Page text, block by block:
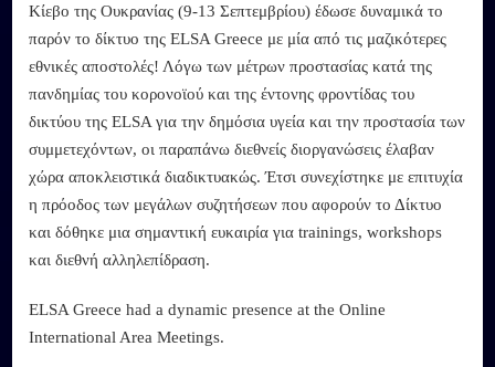
Κίεβο της Ουκρανίας (9-13 Σεπτεμβρίου) έδωσε δυναμικά το
παρόν το δίκτυο της ELSA Greece με μία από τις μαζικότερες
εθνικές αποστολές! Λόγω των μέτρων προστασίας κατά της
πανδημίας του κορονοϊού και της έντονης φροντίδας του
δικτύου της ELSA για την δημόσια υγεία και την προστασία των
συμμετεχόντων, οι παραπάνω διεθνείς διοργανώσεις έλαβαν
χώρα αποκλειστικά διαδικτυακώς. Έτσι συνεχίστηκε με επιτυχία
η πρόοδος των μεγάλων συζητήσεων που αφορούν το Δίκτυο
και δόθηκε μια σημαντική ευκαιρία για trainings, workshops
και διεθνή αλληλεπίδραση.
ELSA Greece had a dynamic presence at the Online
International Area Meetings.